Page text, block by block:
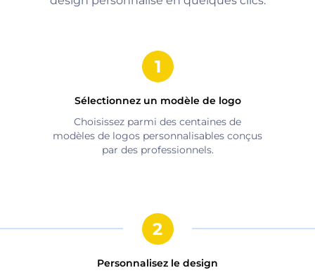
Sélectionnez un modèle de logo
Choisissez parmi des centaines de
modèles de logos personnalisables conçus
par des professionnels.
Personnalisez le design